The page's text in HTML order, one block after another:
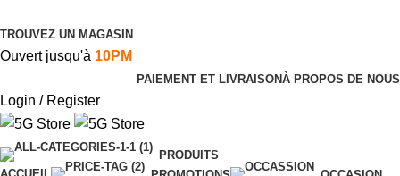
TROUVEZ UN MAGASIN
Ouvert jusqu'à 10PM
PAIEMENT ET LIVRAISONÀ PROPOS DE NOUS
Login / Register
PRODUITS